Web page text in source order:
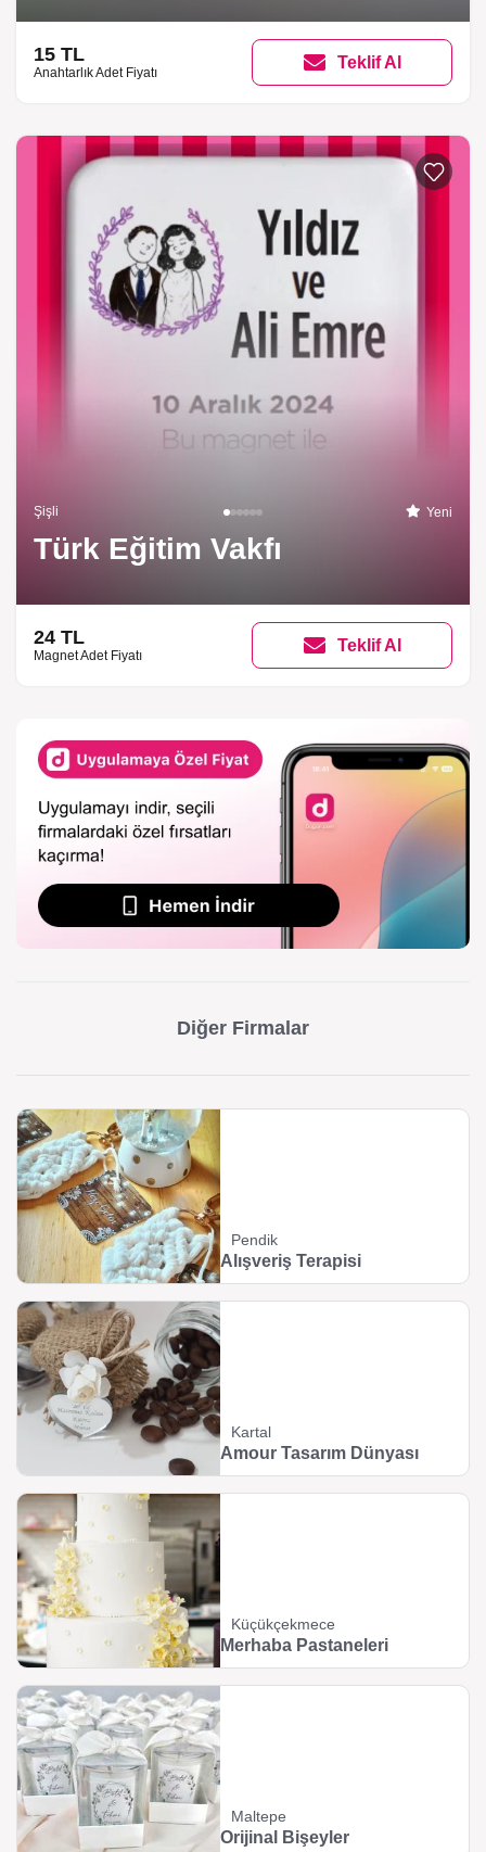
15 TL
Anahtarlık Adet Fiyatı
Teklif Al
Şişli Yeni
Türk Eğitim Vakfı
24 TL
Magnet Adet Fiyatı
Teklif Al
Diğer Firmalar
Pendik
Alışveriş Terapisi
Kartal
Amour Tasarım Dünyası
Küçükçekmece
Merhaba Pastaneleri
Maltepe
Orijinal Bişeyler